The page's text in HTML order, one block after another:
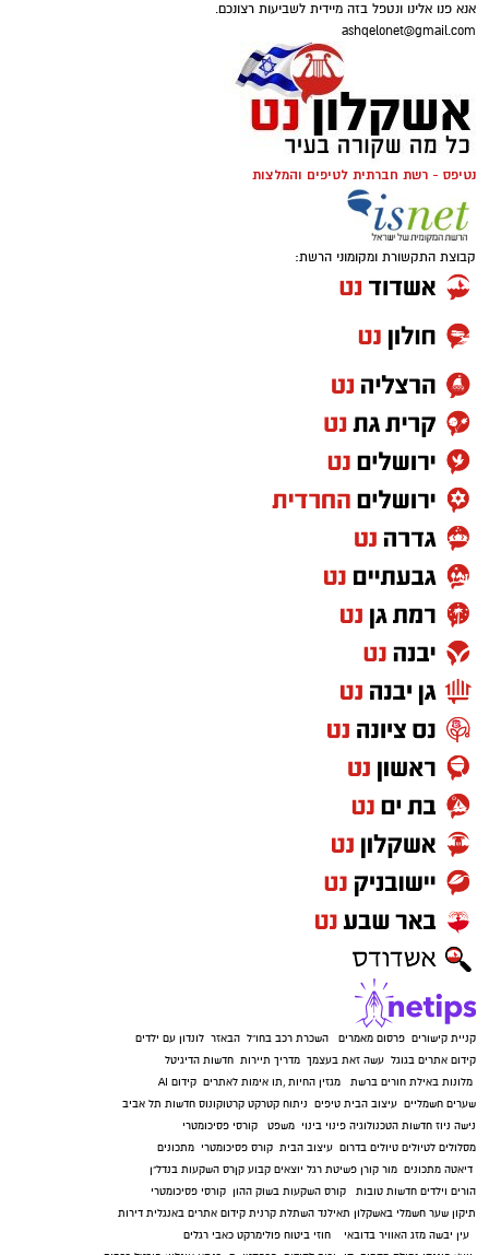
אנא פנו אלינו ונטפל בזה מיידית לשביעות רצונכם.
ashqelonet@gmail.com
נטיפס - רשת חברתית לטיפים והמלצות
קבוצת התקשורת ומקומוני הרשת:
קניית קישורים פרסום מאמרים השכרת רכב בחו"ל הבאזר לונדון עם ילדים
קידום אתרים בגוגל עשה זאת בעצמך מדריך תיירות חדשות הדיגיטל
מלונות באילת חורים ברשת מגזין החיות ,תו אימות לאתרים קידום AI
שערים חשמליים עיצוב הבית טיפים ניתוח קטרקט קרטוקונוס חדשות תל אביב
נישה ניוז חדשות הטכנולוגיה פינוי בינוי משפט
קורסי פסיכומטרי
מסלולים לטיולים טיולים בדרום עיצוב הבית קורס פסיכומטרי מתכונים
דיאטה מתכונים מור קורן פשיטת רגל יוצאים קבוע קןרס השקעות בנדל"ן
הורים וילדים חדשות טובות קורס השקעות בשוק ההון קורסי פסיכומטרי
תיקון שער חשמלי באשקלון תאילנד השתלת קרנית קידום אתרים באנגלית דירות
עין יבשה מזג האוויר בדובאי חוזי ביטוח פולימרקט כאבי רגלים